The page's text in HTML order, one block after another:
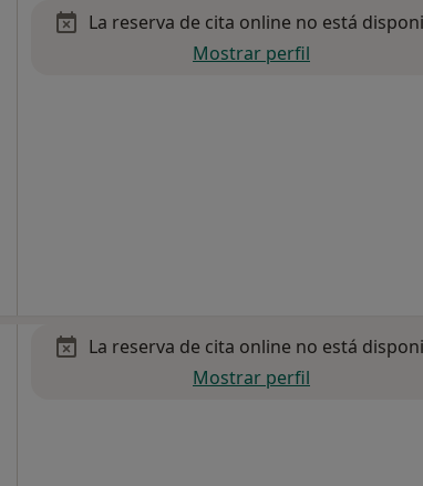
La reserva de cita online no está
Mostrar perfil
La reserva de cita online no está
Mostrar perfil